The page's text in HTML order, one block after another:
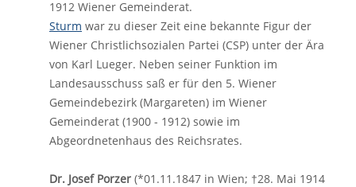
1912 Wiener Gemeinderat.
Sturm war zu dieser Zeit eine bekannte Figur der
Wiener Christlichsozialen Partei (CSP) unter der Ära
von Karl Lueger. Neben seiner Funktion im
Landesausschuss saß er für den 5. Wiener
Gemeindebezirk (Margareten) im Wiener
Gemeinderat (1900 - 1912) sowie im
Abgeordnetenhaus des Reichsrates.
Dr. Josef Porzer (*01.11.1847 in Wien; †28. Mai 1914